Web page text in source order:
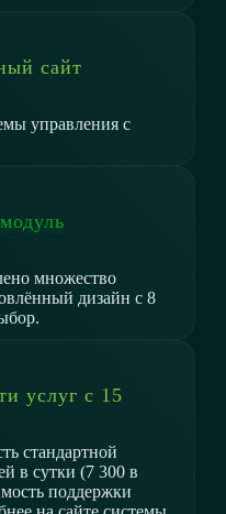
сайт
управления с
множество
дизайн с 8
услуг c 15
стандартной
в сутки (7 300 в
поддержки